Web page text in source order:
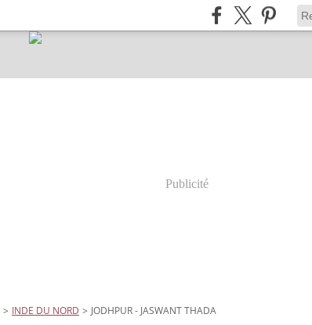
Publicité
> INDE DU NORD > JODHPUR - JASWANT THADA